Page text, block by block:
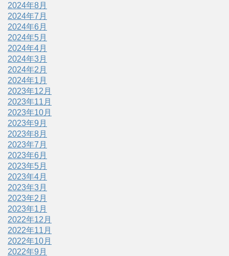
2024年8月
2024年7月
2024年6月
2024年5月
2024年4月
2024年3月
2024年2月
2024年1月
2023年12月
2023年11月
2023年10月
2023年9月
2023年8月
2023年7月
2023年6月
2023年5月
2023年4月
2023年3月
2023年2月
2023年1月
2022年12月
2022年11月
2022年10月
2022年9月